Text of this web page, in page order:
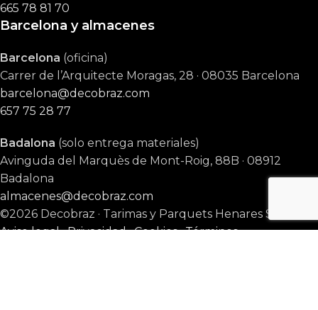
665 78 81 70
Barcelona y almacenes
Barcelona (oficina)
Carrer de l’Arquitecte Moragas, 28 · 08035 Barcelona
barcelona@decobraz.com
657 75 28 77
Badalona (solo entrega materiales)
Avinguda del Marquès de Mont-Roig, 88B · 08912
Badalona
almacenes@decobraz.com
©2026 Decobraz · Tarimas y Parquets Henares S.L. ·
Aviso legal·Privacidad·Cookies·Términos